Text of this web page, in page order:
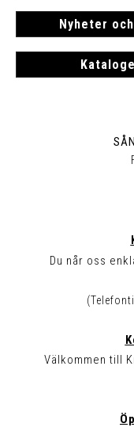
Nyheter
Du når oss
Välkommen till